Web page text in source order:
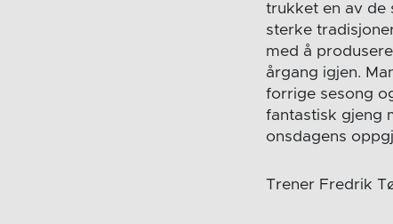
trukket en av de
sterke
med å
årgang igjen.
forrige sesong
fantastisk gjeng
onsdagens
Trener Fredrik